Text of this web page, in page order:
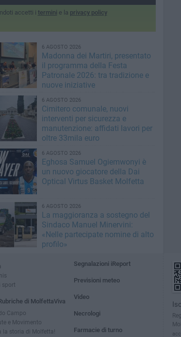
accetti i termini e la privacy policy
6 AGOSTO 2026
Madonna dei Martiri, presentato
il programma della Festa
Patronale 2026: tra tradizione e
nuove iniziative
6 AGOSTO 2026
Cimitero comunale, nuovi
interventi per sicurezza e
manutenzione: affidati lavori per
oltre 33mila euro
6 AGOSTO 2026
Eghosa Samuel Ogiemwonyi è
un nuovo giocatore della Dai
Optical Virtus Basket Molfetta
6 AGOSTO 2026
La maggioranza a sostegno del
Sindaco Manuel Minervini:
«Nelle partecipate nomine di alto
profilo»
sport
di MolfettaViva
Campo
e Movimento
la storia di Molfetta!
Segnalazioni iReport
Previsioni meteo
Video
Necrologi
Farmacie di turno